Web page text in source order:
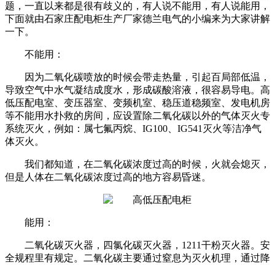
题，一直以来都是很有歧义的，有人说不能用，有人说能用，
下面就由石家庄配电柜生产厂家德兰电气的小编来为大家讲解
一下。
不能用：
因为二氧化碳喷放的时候会带走热量，引起百局部低温，
导致空气中水气凝结成度水，形成碳酸溶液，很容易导电。高
低压配电室、变压器室、变频机室、稳压道稳频室、发电机房
等不能用水扑救的房间，应设置除二氧化碳以外的气体灭火专
系统灭火，例如：属七氟丙烷、IG100、IG541灭火等洁净气
体灭火。
我们都知道，在二氧化碳浓度过高的时候，火就会熄灭，
但是人体在二氧化碳浓度过高的地方容易昏迷。
能用：
二氧化碳灭火器，四氯化碳灭火器，1211干粉灭火器。安
全规程里有规定。二氧化碳主要通过窒息为灭火机理，通过降